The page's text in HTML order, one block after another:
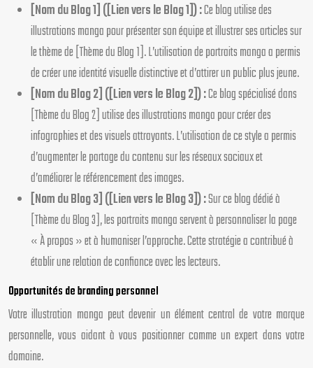
[Nom du Blog 1] ([Lien vers le Blog 1]) :Ce blog utilise des
illustrations manga pour présenter son équipe et illustrer ses articles sur
le thème de [Thème du Blog 1]. L’utilisation de portraits manga a permis
de créer une identité visuelle distinctive et d’attirer un public plus jeune.
[Nom du Blog 2] ([Lien vers le Blog 2]) :Ce blog spécialisé dans
[Thème du Blog 2] utilise des illustrations manga pour créer des
infographies et des visuels attrayants. L’utilisation de ce style a permis
d’augmenter le partage du contenu sur les réseaux sociaux et
d’améliorer le référencement des images.
[Nom du Blog 3] ([Lien vers le Blog 3]) :Sur ce blog dédié à
[Thème du Blog 3], les portraits manga servent à personnaliser la page
« À propos » et à humaniser l’approche. Cette stratégie a contribué à
établir une relation de confiance avec les lecteurs.
Opportunités de branding personnel
Votre illustration manga peut devenir un élément central de votre marque
personnelle, vous aidant à vous positionner comme un expert dans votre
domaine.